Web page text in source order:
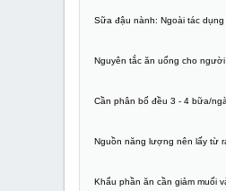
Sữa đậu nành: Ngoài tác
Nguyên tắc ăn uống cho
Cần phân bố đều 3 - 4 bữa/
Nguồn năng lượng nên lấy từ
Khẩu phần ăn cần giảm muối